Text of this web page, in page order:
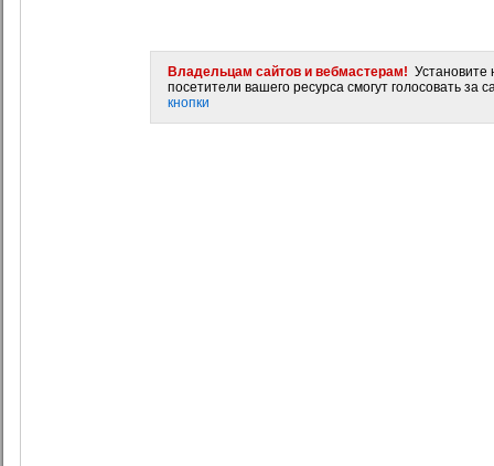
Владельцам сайтов и вебмастерам! Установите
посетители вашего ресурса смогут голосовать за
кнопки